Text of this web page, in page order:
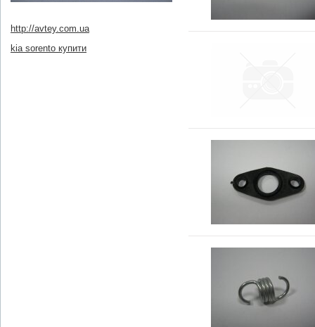
http://avtey.com.ua
kia sorento купити